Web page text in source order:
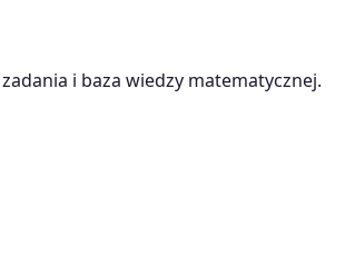
i baza wiedzy matematycznej.